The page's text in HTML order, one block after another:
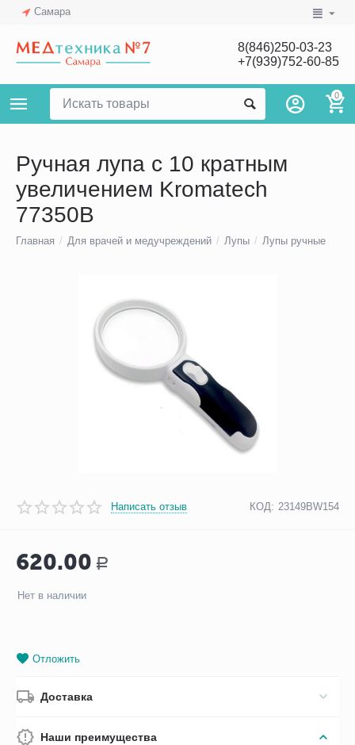
Самара
8(846)250-03-23
+7(939)752-60-85
0
Ручная лупа с 10 кратным
увеличением Kromatech
77350B
Главная / Для врачей и медучреждений / Лупы / Лупы ручные
Написать отзыв КОД: 23149BW154
620.00 Р
Нет в наличии
Отложить
Доставка
Наши преимущества